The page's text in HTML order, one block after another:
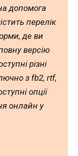
допомога
перелік
де ви
версію
різні
з fb2, rtf,
опції
онлайн у